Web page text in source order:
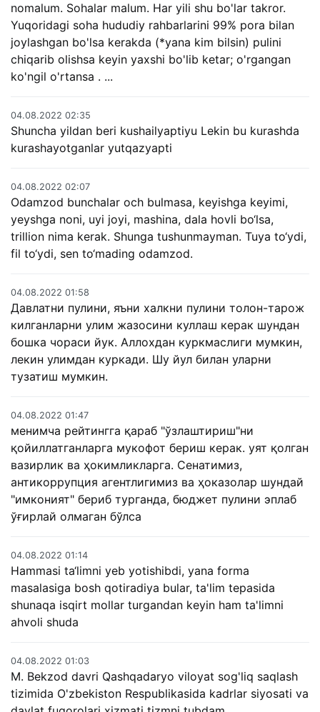
nomalum. Sohalar malum. Har yili shu bo'lar takror.
Yuqoridagi soha hududiy rahbarlarini 99% pora bilan
joylashgan bo'lsa kerakda (*yana kim bilsin) pulini
chiqarib olishsa keyin yaxshi bo'lib ketar; o'rgangan
ko'ngil o'rtansa . ...
04.08.2022 02:35
Shuncha yildan beri kushailyaptiyu Lekin bu kurashda
kurashayotganlar yutqazyapti
04.08.2022 02:07
Odamzod bunchalar och bulmasa, keyishga keyimi,
yeyshga noni, uyi joyi, mashina, dala hovli bo‘lsa,
trillion nima kerak. Shunga tushunmayman. Tuya to‘ydi,
fil to‘ydi, sen to‘mading odamzod.
04.08.2022 01:58
Давлатни пулини, яъни халкни пулини толон-тарож
килганларни улим жазосини куллаш керак шундан
бошка чораси йук. Аллохдан куркмаслиги мумкин,
лекин улимдан куркади. Шу йул билан уларни
тузатиш мумкин.
04.08.2022 01:47
менимча рейтингга қараб "ўзлаштириш"ни
қойиллатганларга мукофот бериш керак. уят қолган
вазирлик ва ҳокимликларга. Сенатимиз,
антикоррупция агентлигимиз ва ҳоказолар шундай
"имконият" бериб турганда, бюджет пулини эплаб
ўғирлай олмаган бўлса
04.08.2022 01:14
Hammasi ta‘limni yeb yotishibdi, yana forma
masalasiga bosh qotiradiya bular, ta'lim tepasida
shunaqa isqirt mollar turgandan keyin ham ta'limni
ahvoli shuda
04.08.2022 01:03
M. Bekzod davri Qashqadaryo viloyat sog'liq saqlash
tizimida O'zbekiston Respublikasida kadrlar siyosati va